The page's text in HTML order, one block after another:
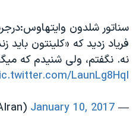
سناتور شلدون
فریاد زدید که «کلینتون باید
نه. نگفتم، ولی شنیدم که
LaunLg8HqI
— VOA Farsi (@VOAIran)
January 10, 2017